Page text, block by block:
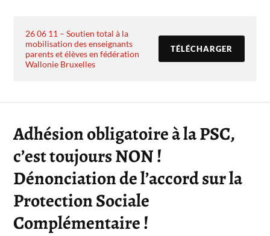
26 06 11 – Soutien total à la
mobilisation des enseignants
parents et élèves en fédération
Wallonie Bruxelles
TÉLÉCHARGER
Adhésion obligatoire à la PSC,
c’est toujours NON !
Dénonciation de l’accord sur la
Protection Sociale
Complémentaire !